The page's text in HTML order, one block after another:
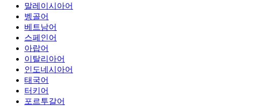
말레이시아어
벵골어
베트남어
스페인어
아랍어
이탈리아어
인도네시아어
태국어
터키어
포르투갈어